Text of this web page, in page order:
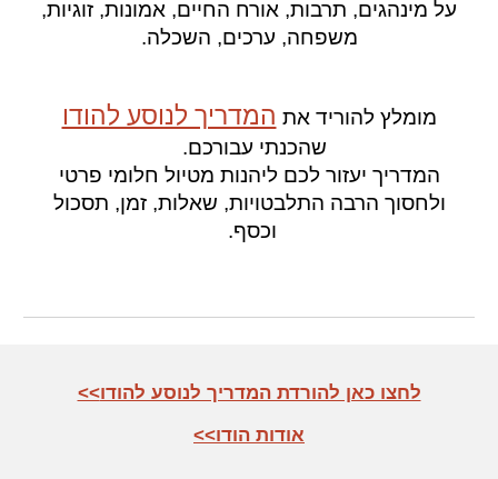
על מינהגים, תרבות, אורח החיים, אמונות, זוגיות,
משפחה, ערכים, השכלה.
מומלץ להוריד את המדריך לנוסע להודו
שהכנתי עבורכם.
המדריך יעזור לכם ליהנות מטיול חלומי פרטי
ולחסוך הרבה התלבטויות, שאלות, זמן, תסכול
וכסף.
<<לחצו כאן להורדת המדריך לנוסע להודו
<<אודות הודו